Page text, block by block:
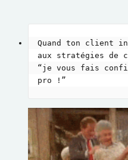
Quand ton client
aux stratégies de
“je vous fais
pro !”